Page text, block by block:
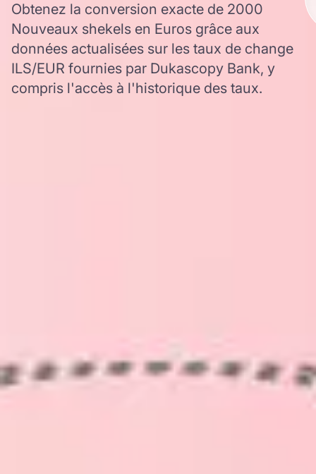
Obtenez la conversion exacte de 2000
Nouveaux shekels en Euros grâce aux
données actualisées sur les taux de change
ILS/EUR fournies par Dukascopy Bank, y
compris l'accès à l'historique des taux.